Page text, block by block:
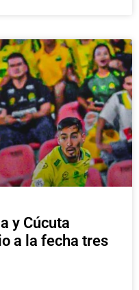
y Cúcuta
a la fecha tres